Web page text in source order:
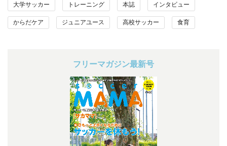
大学サッカー トレーニング 本誌 インタビュー
からだケア ジュニアユース 高校サッカー 食育
フリーマガジン最新号